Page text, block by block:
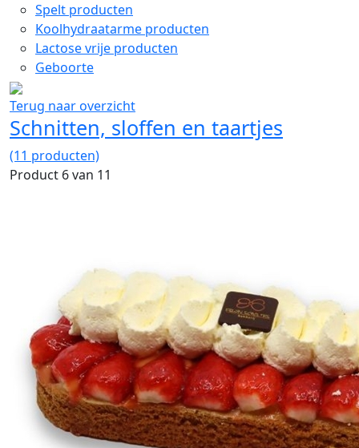
Spelt producten
Koolhydraatarme producten
Lactose vrije producten
Geboorte
Terug naar overzicht
Schnitten, sloffen en taartjes
(11 producten)
Product 6 van 11